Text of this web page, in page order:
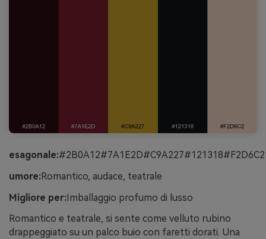
esagonale:#2B0A12#7A1E2D#C9A227#121318#F2D6C2
umore:Romantico, audace, teatrale
Migliore per:Imballaggio profumo di lusso
Romantico e teatrale, si sente come velluto rubino
drappeggiato su un palco buio con faretti dorati. Una